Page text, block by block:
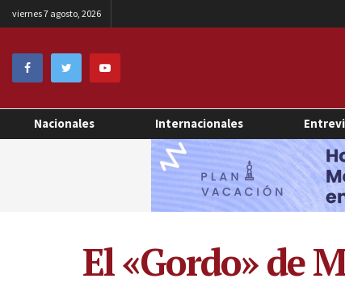
viernes 7 agosto, 2026
Nacionales Internacionales
El «Gordo» de